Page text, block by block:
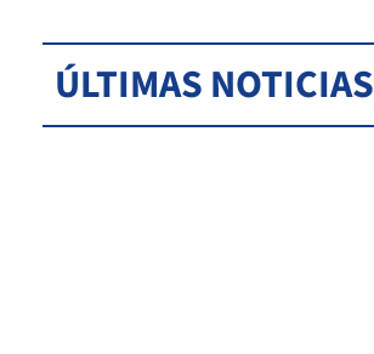
ÚLTIMAS NOTICIAS